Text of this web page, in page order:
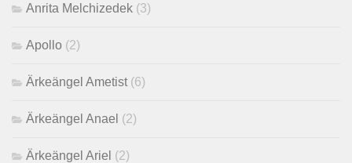
Anrita Melchizedek (3)
Apollo (2)
Ärkeängel Ametist (6)
Ärkeängel Anael (2)
Ärkeängel Ariel (2)